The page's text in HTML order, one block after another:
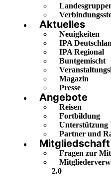
Aktuelles
Neuigkeiten
IPA
IPA Regional
Buntgemischt
Magazin
Presse
Angebote
Reisen
Fortbildung
Unterstützung
Partner und
Mitgliedschaft
Fragen zur
2.0